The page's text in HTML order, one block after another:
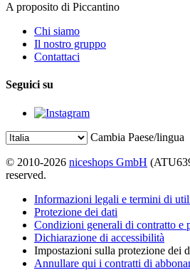
A proposito di Piccantino
Chi siamo
Il nostro gruppo
Contattaci
Seguici su
Cambia Paese/lingua
© 2010-2026 niceshops GmbH
reserved.
Informazioni legali e termini di
Protezione dei dati
Condizioni generali di contratto e
Dichiarazione di accessibilità
Impostazioni sulla protezione dei
Annullare qui i contratti di